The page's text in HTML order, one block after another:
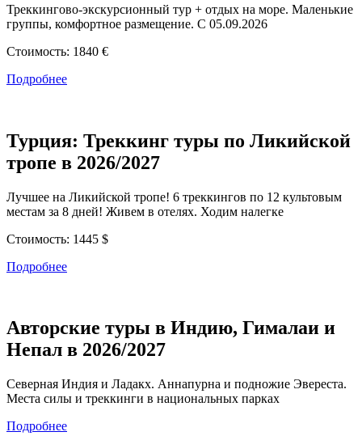
Треккингово-экскурсионный тур + отдых на море. Маленькие
группы, комфортное размещение. С 05.09.2026
Стоимость: 1840 €
Подробнее
Турция: Треккинг туры по Ликийской
тропе в 2026/2027
Лучшее на Ликийской тропе! 6 треккингов по 12 культовым
местам за 8 дней! Живем в отелях. Ходим налегке
Стоимость: 1445 $
Подробнее
Авторские туры в Индию, Гималаи и
Непал в 2026/2027
Северная Индия и Ладакх. Аннапурна и подножие Эвереста.
Места силы и треккинги в национальных парках
Подробнее